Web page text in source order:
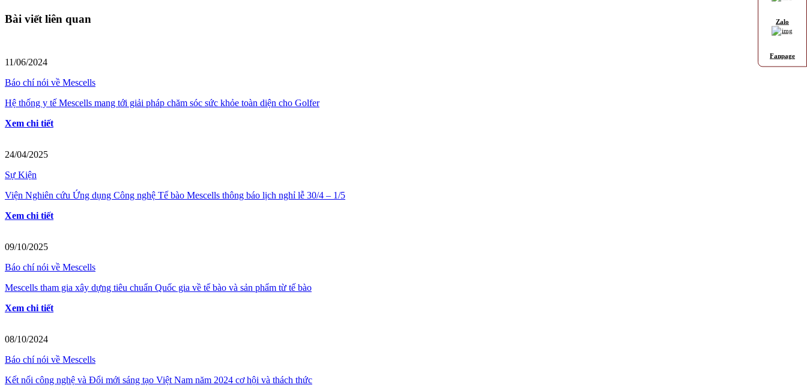
Bài viết liên quan
11/06/2024
Báo chí nói về Mescells
Hệ thống y tế Mescells mang tới giải pháp chăm sóc sức khỏe toàn diện cho Golfer
Xem chi tiết
24/04/2025
Sự Kiện
Viện Nghiên cứu Ứng dụng Công nghệ Tế bào Mescells thông báo lịch nghỉ lễ 30/4 – 1/5
Xem chi tiết
09/10/2025
Báo chí nói về Mescells
Mescells tham gia xây dựng tiêu chuẩn Quốc gia về tế bào và sản phẩm từ tế bào
Xem chi tiết
08/10/2024
Báo chí nói về Mescells
Kết nối công nghệ và Đổi mới sáng tạo Việt Nam năm 2024 cơ hội và thách thức
Zalo
Fanpage